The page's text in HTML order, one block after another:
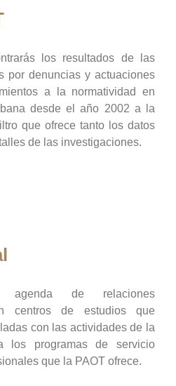
los resultados de las
por denuncias y actuaciones
a la normatividad en
desde el año 2002 a la
que ofrece tanto los datos
de las investigaciones.
de relaciones
centros de estudios que
con las actividades de la
los programas de servicio
que la PAOT ofrece.